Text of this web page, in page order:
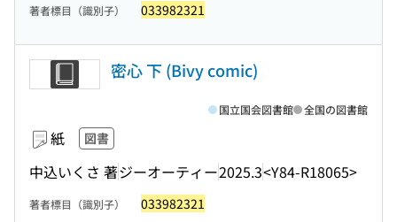
著者標目（識別子） 033982321
密心 下 (Bivy comic)
紙 図書
中込いくさ 著ジーオーティー2025.3<Y84-R18065>
国立国会図書館 全国の図書館
著者標目（識別子） 033982321